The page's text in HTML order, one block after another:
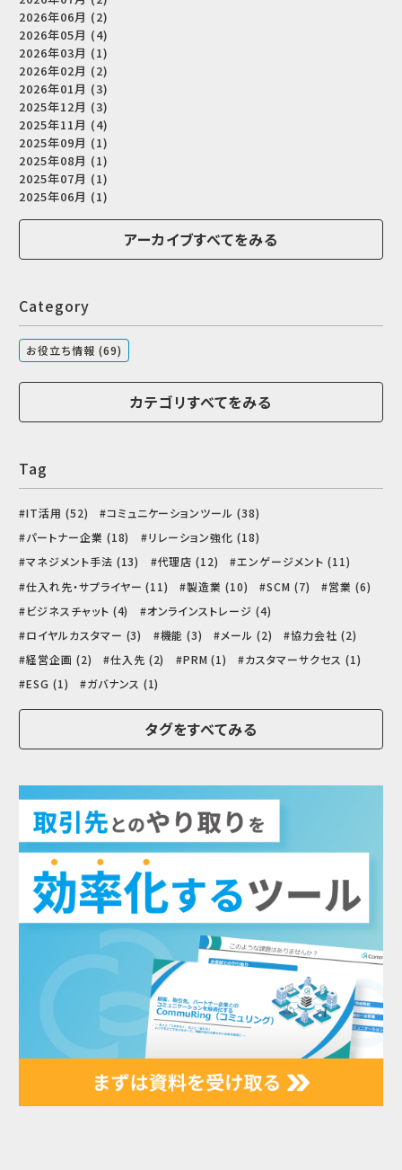
2026年06月 (2)
2026年05月 (4)
2026年03月 (1)
2026年02月 (2)
2026年01月 (3)
2025年12月 (3)
2025年11月 (4)
2025年09月 (1)
2025年08月 (1)
2025年07月 (1)
2025年06月 (1)
アーカイブすべてをみる
Category
お役立ち情報 (69)
カテゴリすべてをみる
Tag
IT活用 (52)
コミュニケーションツール (38)
パートナー企業 (18)
リレーション強化 (18)
マネジメント手法 (13)
代理店 (12)
エンゲージメント (11)
仕入れ先・サプライヤー (11)
製造業 (10) SCM (7)
営業 (6)
ビジネスチャット (4)
オンラインストレージ (4)
ロイヤルカスタマー (3)
機能 (3) メール (2)
協力会社 (2)
経営企画 (2)
仕入先 (2) PRM (1)
カスタマーサクセス (1)
ESG (1)
ガバナンス (1)
タグをすべてみる